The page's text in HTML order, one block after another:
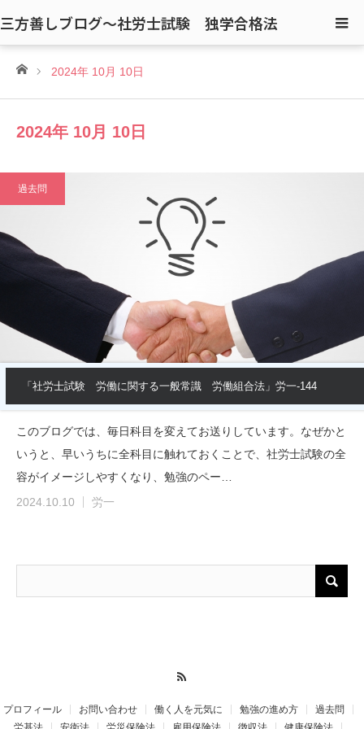
三方善しブログ〜社労士試験 独学合格法
ホーム2024年 10月 10日
2024年 10月 10日
過去問
「社労士試験 労働に関する一般常識 労働組合法」労一-144
このブログでは、毎日科目を変えてお送りしています。なぜかと
いうと、早いうちに全科目に触れておくことで、社労士試験の全
容がイメージしやすくなり、勉強のペー…
2024.10.10
労一
プロフィール お問い合わせ 働く人を元気に 勉強の進め方
過去問